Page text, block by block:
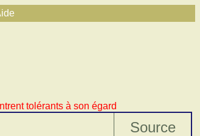
tolérants à son égard
Source